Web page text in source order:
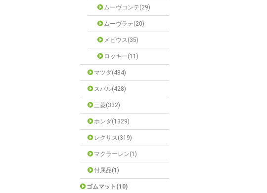
ムーヴコンテ(29)
ムーヴラテ(20)
メビウス(35)
ロッキー(11)
マツダ(484)
スバル(428)
三菱(332)
ホンダ(1329)
レクサス(319)
マクラーレン(1)
付属品(1)
ゴムマット(10)